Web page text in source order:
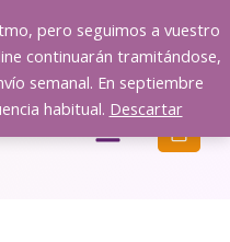
pero seguimos a vuestro
continuarán tramitándose,
semanal. En septiembre
habitual. Descartar
Menú